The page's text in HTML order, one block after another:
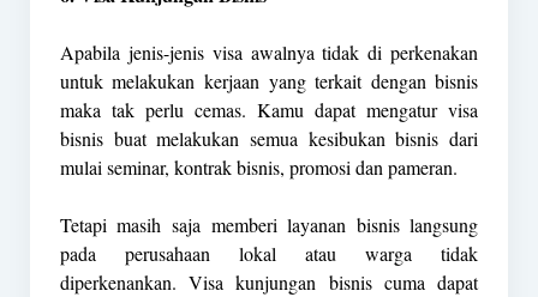
Apabila jenis-jenis visa awalnya tidak di perkenakan
untuk melakukan kerjaan yang terkait dengan bisnis
maka tak perlu cemas. Kamu dapat mengatur visa
bisnis buat melakukan semua kesibukan bisnis dari
mulai seminar, kontrak bisnis, promosi dan pameran.
Tetapi masih saja memberi layanan bisnis langsung
pada perusahaan lokal atau warga tidak
diperkenankan. Visa kunjungan bisnis cuma dapat